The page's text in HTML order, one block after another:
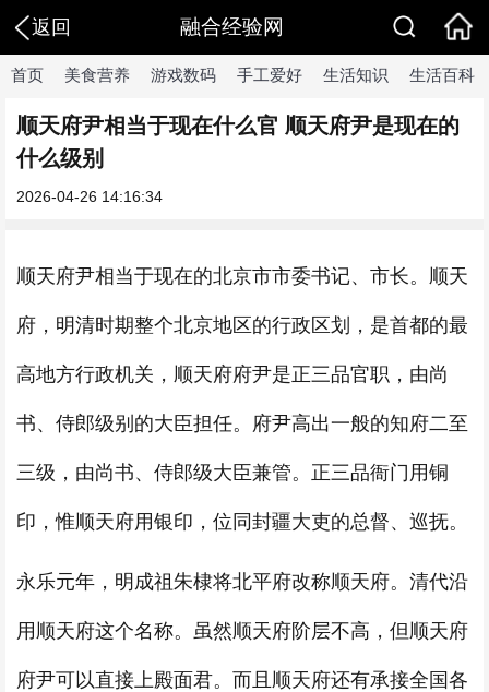
返回 融合经验网
首页 美食营养 游戏数码 手工爱好 生活知识 生活百科
顺天府尹相当于现在什么官 顺天府尹是现在的
什么级别
2026-04-26 14:16:34
顺天府尹相当于现在的北京市市委书记、市长。顺天
府，明清时期整个北京地区的行政区划，是首都的最
高地方行政机关，顺天府府尹是正三品官职，由尚
书、侍郎级别的大臣担任。府尹高出一般的知府二至
三级，由尚书、侍郎级大臣兼管。正三品衙门用铜
印，惟顺天府用银印，位同封疆大吏的总督、巡抚。
永乐元年，明成祖朱棣将北平府改称顺天府。清代沿
用顺天府这个名称。虽然顺天府阶层不高，但顺天府
府尹可以直接上殿面君。而且顺天府还有承接全国各